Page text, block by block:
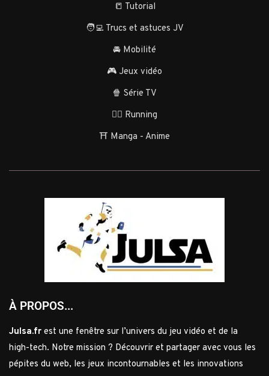
📒 Tutorial
🧑‍💻 Trucs et astuces JV
🚘 Mobilité
🎮 Jeux vidéo
🍿 Série TV
🏃‍♂️ Running
⛩️ Manga - Anime
À PROPOS...
Julsa.fr est une fenêtre sur l’univers du jeu vidéo et de la
high-tech. Notre mission ? Découvrir et partager avec vous les
pépites du web, les jeux incontournables et les innovations